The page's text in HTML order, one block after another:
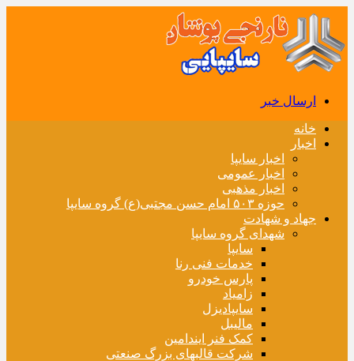
ارسال خبر
خانه
اخبار
اخبار سایپا
اخبار عمومی
اخبار مذهبی
حوزه ۵۰۳ امام حسن مجتبی(ع) گروه سایپا
جهاد و شهادت
شهدای گروه سایپا
سایپا
خدمات فنی رنا
پارس خودرو
زامیاد
سایپادیزل
مالیبل
کمک فنر ایندامین
شرکت قالبهای بزرگ صنعتی